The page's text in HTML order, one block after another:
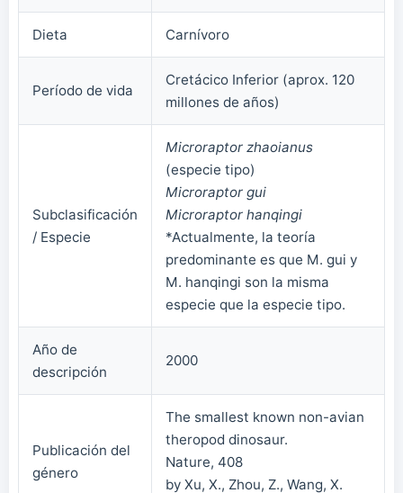
Dieta Carnívoro
Período de vida
Cretácico Inferior (aprox. 120
millones de años)
Subclasificación
/ Especie
Microraptor zhaoianus
(especie tipo)
Microraptor gui
Microraptor hanqingi
*Actualmente, la teoría
predominante es que M. gui y
M. hanqingi son la misma
especie que la especie tipo.
Año de
descripción
2000
Publicación del
género
The smallest known non-avian
theropod dinosaur.
Nature, 408
by Xu, X., Zhou, Z., Wang, X.